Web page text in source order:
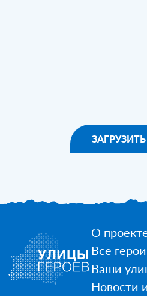
О
Все герои
Ваши
Новости